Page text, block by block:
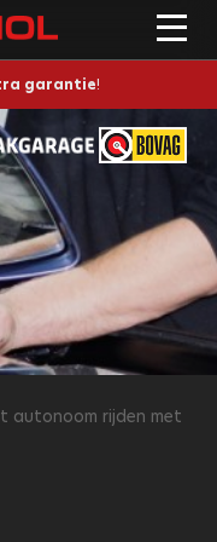
garantie!
autonoom rijden met